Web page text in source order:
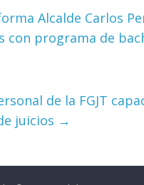
Alcalde Carlos
con programa de
de la FGJT
juicios →